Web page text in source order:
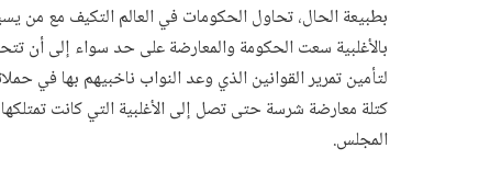
بطبيعة الحال، تحاول الحكومات في العالم التكيف مع من
بالأغلبية سعت الحكومة والمعارضة على حد سواء إلى أن
لتأمين تمرير القوانين الذي وعد النواب ناخبيهم بها في
كتلة معارضة شرسة حتى تصل إلى الأغلبية التي كانت
المجلس.